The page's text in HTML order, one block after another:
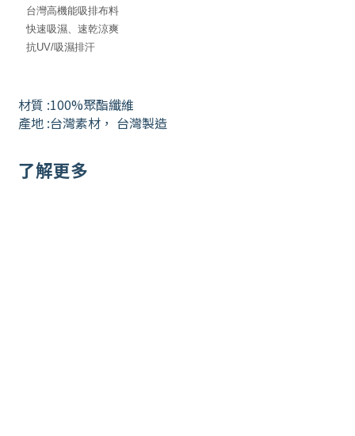
台灣高機能吸排布料
快速吸濕、速乾涼爽
抗UV/吸濕排汗
材質 :100%聚酯纖維
產地 :台灣素材， 台灣製造
了解更多